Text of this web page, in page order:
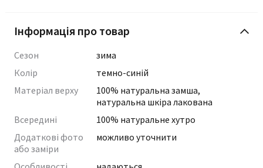
Інформація про товар
Сезон
зима
Колір
темно-синій
Матеріал верху
100% натуральна замша,
натуральна шкіра лакована
Всередині
100% натуральне хутро
Додаткові фото
або заміри
можливо уточнити